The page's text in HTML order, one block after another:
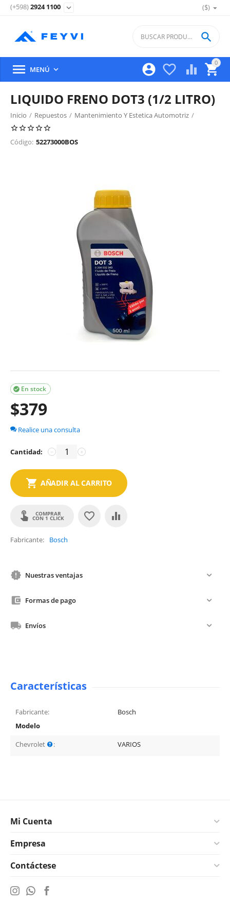
($)
(+598)2924 1100 expand_more
0

 


 MENÚ 
LIQUIDO FRENO DOT3 (1/2 LITRO)
Inicio / Repuestos / Mantenimiento Y Estetica Automotriz /
Liquidos
/
Código: 52273000BOS
En stock

$379
Realice una consulta
Cantidad: +
−
AÑADIR AL CARRITO
COMPRAR
CON 1 CLICK
Fabricante Bosch
Nuestras ventajas
Formas de pago
Envíos
Características
Fabricante:
Bosch
Modelo
Chevrolet
: VARIOS
Mi Cuenta
Empresa
Contáctese